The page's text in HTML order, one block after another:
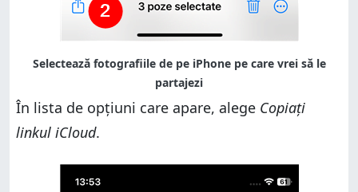
În lista de opțiuni care apare, alege Copiați
linkul iCloud.